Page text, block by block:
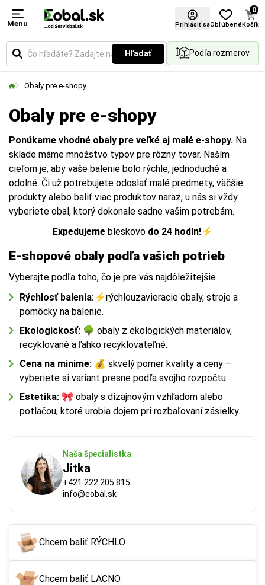
Menu Prihlásiť saObľúbené
0
Košík
Hľadať Podľa rozmerov
Obaly pre e-shopy
Obaly pre e-shopy
Ponúkame vhodné obaly pre veľké aj malé e-shopy. Na
sklade máme množstvo typov pre rôzny tovar. Naším
cieľom je, aby vaše balenie bolo rýchle, jednoduché a
odolné. Či už potrebujete odoslať malé predmety, väčšie
produkty alebo baliť viac produktov naraz, u nás si vždy
vyberiete obal, ktorý dokonale sadne vašim potrebám.
Expedujemebleskovo do 24 hodín!⚡
E-shopové obaly podľa vašich potrieb
Vyberajte podľa toho, čo je pre vás najdôležitejšie
Rýchlosť balenia: ⚡rýchlouzavieracie obaly, stroje a
pomôcky na balenie.
Ekologickosť: 🌳 obaly z ekologických materiálov,
recyklované a ľahko recyklovateľné.
Cena na minime: 💰 skvelý pomer kvality a ceny –
vyberiete si variant presne podľa svojho rozpočtu.
Estetika: 🎀 obaly s dizajnovým vzhľadom alebo
potlačou, ktoré urobia dojem pri rozbaľovaní zásielky.
Naša špecialistka
Jitka
+421 222 205 815
info@eobal.sk
Chcem baliť RÝCHLO
Chcem baliť LACNO